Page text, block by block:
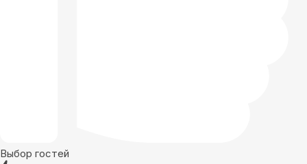
Выбор гостей